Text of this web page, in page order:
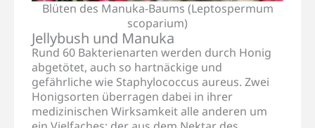
Blüten des Manuka-Baums (Leptospermum
scoparium)
Jellybush und Manuka
Rund 60 Bakterienarten werden durch Honig
abgetötet, auch so hartnäckige und
gefährliche wie Staphylococcus aureus. Zwei
Honigsorten überragen dabei in ihrer
medizinischen Wirksamkeit alle anderen um